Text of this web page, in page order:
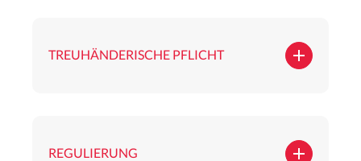
TREUHÄNDERISCHE PFLICHT
REGULIERUNG